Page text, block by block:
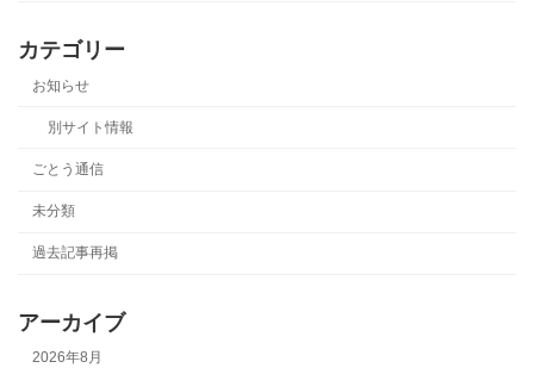
カテゴリー
お知らせ
別サイト情報
ごとう通信
未分類
過去記事再掲
アーカイブ
2026年8月